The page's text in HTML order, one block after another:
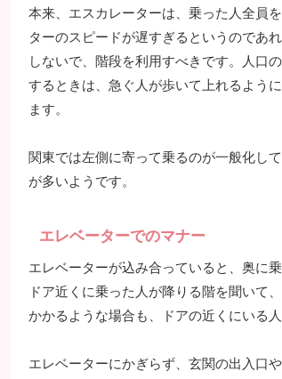
本来、エスカレーターは、乗った人全員
ターのスピードが遅すぎるというのであ
しないで、階段を利用すべきです。人口
するときは、急ぐ人が歩いて上れるよう
ます。
関東では左側に寄って乗るのが一般化し
が多いようです。
エレベーターでのマナー
エレベーターが込み合っていると、奥に
ドア近くに乗った人が降りる階を聞いて
かかるような場合も、ドアの近くにいる
エレベーターにかぎらず、玄関の出入口や